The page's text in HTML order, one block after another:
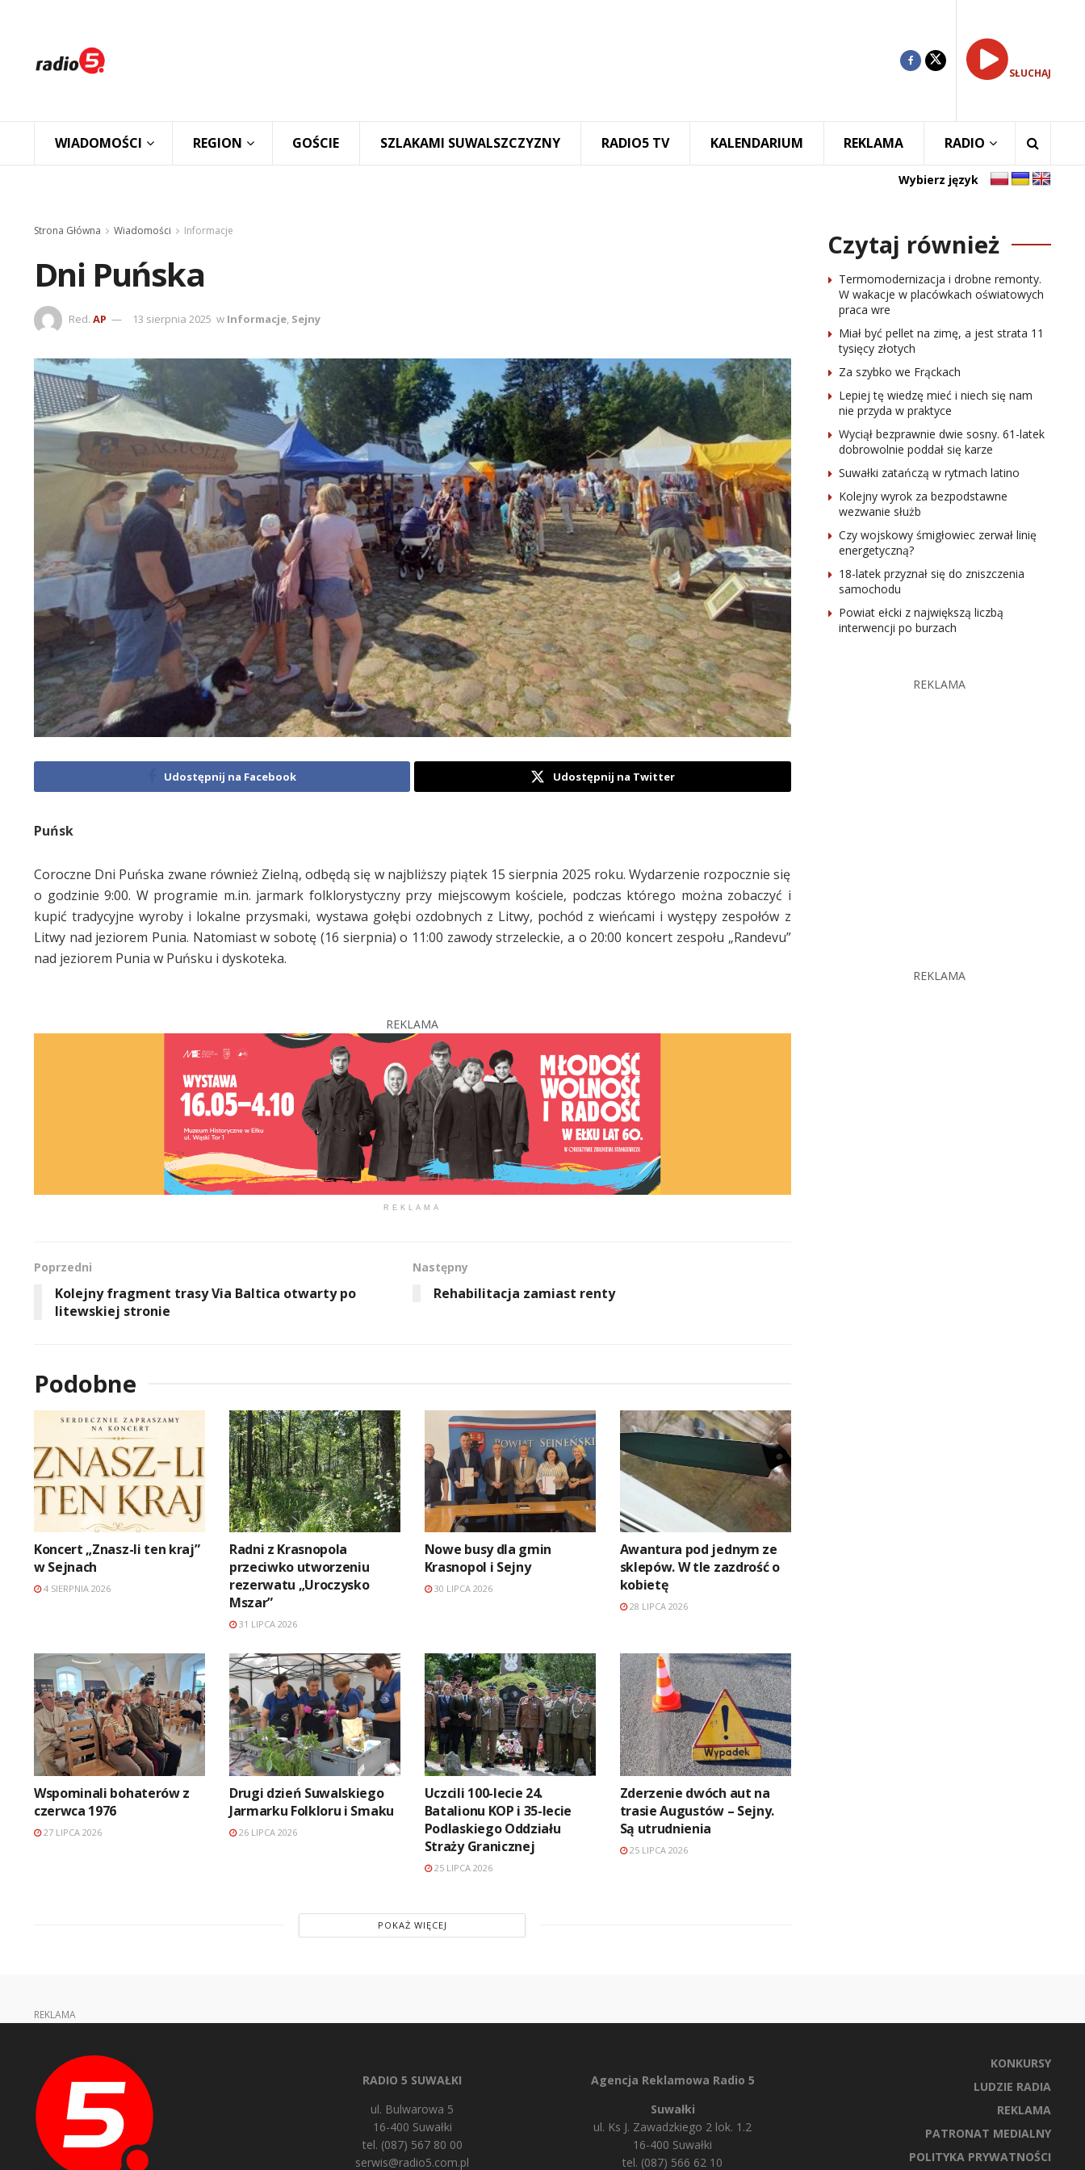
SŁUCHAJ
WIADOMOŚCI REGION GOŚCIE SZLAKAMI SUWALSZCZYZNY RADIO5 TV KALENDARIUM REKLAMA RADIO
Wybierz język
Strona Główna Wiadomości Informacje
Dni Puńska
Red. AP 13 sierpnia 2025 w Informacje, Sejny
Udostępnij na Facebook Udostępnij na Twitter
Puńsk
Coroczne Dni Puńska zwane również Zielną, odbędą się w najbliższy piątek 15 sierpnia 2025 roku. Wydarzenie rozpocznie się
o godzinie 9:00. W programie m.in. jarmark folklorystyczny przy miejscowym kościele, podczas którego można zobaczyć i
kupić tradycyjne wyroby i lokalne przysmaki, wystawa gołębi ozdobnych z Litwy, pochód z wieńcami i występy zespołów z
Litwy nad jeziorem Punia. Natomiast w sobotę (16 sierpnia) o 11:00 zawody strzeleckie, a o 20:00 koncert zespołu „Randevu”
nad jeziorem Punia w Puńsku i dyskoteka.
REKLAMA
REKLAMA
Poprzedni
Kolejny fragment trasy Via Baltica otwarty po
litewskiej stronie
Następny
Rehabilitacja zamiast renty
Podobne
Koncert „Znasz-li ten kraj”
w Sejnach
4 SIERPNIA 2026
Radni z Krasnopola
przeciwko utworzeniu
rezerwatu „Uroczysko
Mszar”
31 LIPCA 2026
Nowe busy dla gmin
Krasnopol i Sejny
30 LIPCA 2026
Awantura pod jednym ze
sklepów. W tle zazdrość o
kobietę
28 LIPCA 2026
Wspominali bohaterów z
czerwca 1976
27 LIPCA 2026
Drugi dzień Suwalskiego
Jarmarku Folkloru i Smaku
26 LIPCA 2026
Uczcili 100-lecie 24.
Batalionu KOP i 35-lecie
Podlaskiego Oddziału
Straży Granicznej
25 LIPCA 2026
Zderzenie dwóch aut na
trasie Augustów – Sejny.
Są utrudnienia
25 LIPCA 2026
POKAŻ WIĘCEJ
Czytaj również
Termomodernizacja i drobne remonty.
W wakacje w placówkach oświatowych
praca wre
Miał być pellet na zimę, a jest strata 11
tysięcy złotych
Za szybko we Frąckach
Lepiej tę wiedzę mieć i niech się nam
nie przyda w praktyce
Wyciął bezprawnie dwie sosny. 61-latek
dobrowolnie poddał się karze
Suwałki zatańczą w rytmach latino
Kolejny wyrok za bezpodstawne
wezwanie służb
Czy wojskowy śmigłowiec zerwał linię
energetyczną?
18-latek przyznał się do zniszczenia
samochodu
Powiat ełcki z największą liczbą
interwencji po burzach
REKLAMA
REKLAMA
REKLAMA
RADIO 5 SUWAŁKI
ul. Bulwarowa 5
16-400 Suwałki
tel. (087) 567 80 00
serwis@radio5.com.pl
Agencja Reklamowa Radio 5
Suwałki
ul. Ks J. Zawadzkiego 2 lok. 1.2
16-400 Suwałki
tel. (087) 566 62 10
KONKURSY
LUDZIE RADIA
REKLAMA
PATRONAT MEDIALNY
POLITYKA PRYWATNOŚCI